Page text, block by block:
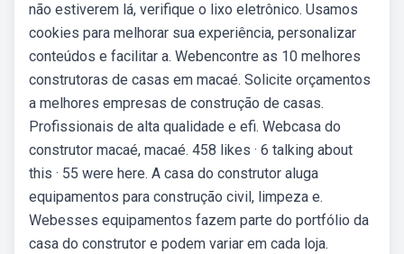
não estiverem lá, verifique o lixo eletrônico. Usamos
cookies para melhorar sua experiência, personalizar
conteúdos e facilitar a. Webencontre as 10 melhores
construtoras de casas em macaé. Solicite orçamentos
a melhores empresas de construção de casas.
Profissionais de alta qualidade e efi. Webcasa do
construtor macaé, macaé. 458 likes · 6 talking about
this · 55 were here. A casa do construtor aluga
equipamentos para construção civil, limpeza e.
Webesses equipamentos fazem parte do portfólio da
casa do construtor e podem variar em cada loja.